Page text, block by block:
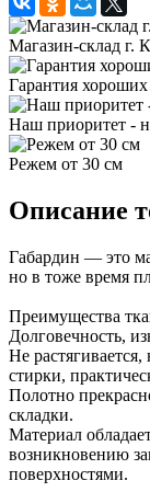
Магазин-склад г.
Гарантия
Наш приоритет -
Режем от 30 см
Описание
Габардин — это
но в тоже время
Преимущества
Долговечность,
Не
стирки,
Полотно
складки.
Материал
возникновению
поверхностями.